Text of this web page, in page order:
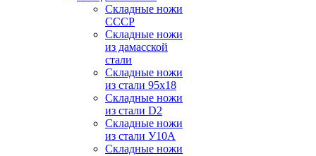
Cкладные ножи
СССР
Складные ножи
из дамасской
стали
Складные ножи
из стали 95х18
Складные ножи
из стали D2
Складные ножи
из стали У10А
Складные ножи